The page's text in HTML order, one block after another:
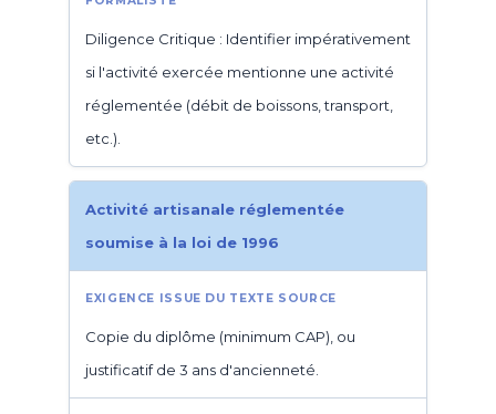
Diligence Critique : Identifier impérativement
si l'activité exercée mentionne une activité
réglementée (débit de boissons, transport,
etc.).
Activité artisanale réglementée
soumise à la loi de 1996
Copie du diplôme (minimum CAP), ou
justificatif de 3 ans d'ancienneté.